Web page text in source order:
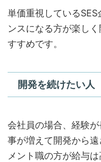
単価重視している
ンスになる方が楽し
すすめです。
開発を続けたい人
会社員の場合、経験
事が増えて開発から
メント職の方が給与